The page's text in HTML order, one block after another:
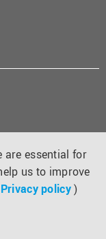
are essential for
us to improve
Privacy policy)